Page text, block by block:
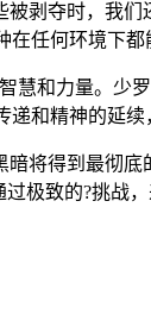
剥夺时，我
任何环境下都
和力量。少
和精神的延续
将得到最彻
极致的?挑战